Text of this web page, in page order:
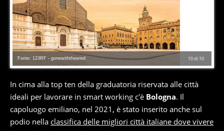
10di 10
Fonte: 123RF - gonewiththewind
In cima alla top ten della graduatoria riservata alle città
ideali per lavorare in smart working c'è Bologna. Il
capoluogo emiliano, nel 2021, è stato inserito anche sul
podio nella classifica delle migliori città italiane dove vivere